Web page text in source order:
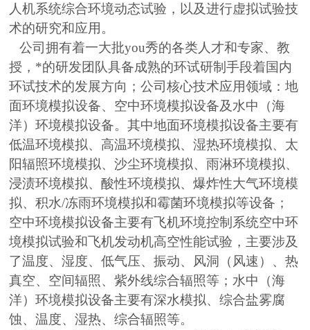
人机系统综合环境动态试验，以及进行虚拟试验技
术的研究和应用。
公司拥有着一大批you秀的各类人才和专家、教
授，*的研发团队具备成熟的环试研制手段着国内
环试技术的发展方向；公司核心技术应用领域：地
面环境模拟设备、空中环境模拟设备及水中（海
洋）环境模拟设备。其中地面环境模拟设备主要有
低温环境模拟、高温环境模拟、湿热环境模拟、太
阳辐照环境模拟、沙尘环境模拟、雨淋环境模拟、
浸渍环境模拟、酸性环境模拟、爆炸性大气环境模
拟、积水/冻雨环境模拟和霉菌环境模拟等设备；
空中环境模拟设备主要有飞机环境控制系统空中环
境模拟试验和飞机发动机高空性能试验，主要涉及
了温度、湿度、低气压、振动、风洞（风速）、热
真空、空间辐照、紫外线综合辐照等；水中（海
洋）环境模拟设备主要有深水模拟、综合盐雾腐
蚀、温度、湿热、综合辐照等。